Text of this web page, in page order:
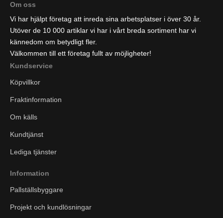
Om oss
Vi har hjälpt företag att inreda sina arbetsplatser i över 30 år.
Utöver de 10 000 artiklar vi har i vårt breda sortiment har vi
kännedom om betydligt fler.
Välkommen till ett företag fullt av möjligheter!
Kundservice
Köpvillkor
Fraktinformation
Om källs
Kundtjänst
Lediga tjänster
Information
Pallställsbyggare
Projekt och kundlösningar